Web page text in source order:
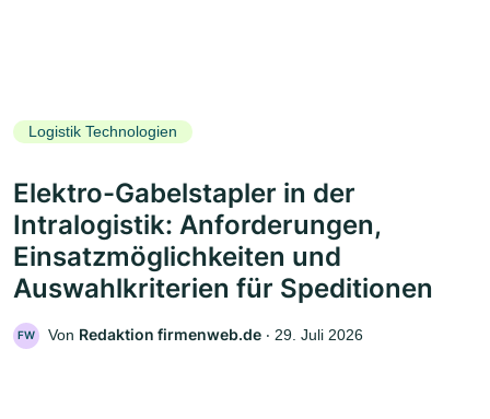
Logistik Technologien
Elektro-Gabelstapler in der
Intralogistik: Anforderungen,
Einsatzmöglichkeiten und
Auswahlkriterien für Speditionen
FW Von Redaktion firmenweb.de ‧ 29. Juli 2026